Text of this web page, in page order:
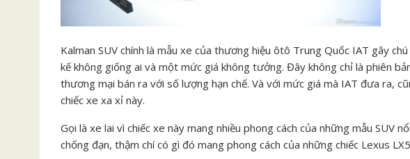
Kalman SUV chính là mẫu xe của thương hiệu ôtô Trung Quốc IAT gây
kế không giống ai và một mức giá không tưởng. Đây không chỉ là phiên
thương mại bán ra với số lượng hạn chế. Và với mức giá mà IAT đưa ra,
chiếc xe xa xỉ này.
Gọi là xe lai vì chiếc xe này mang nhiều phong cách của những mẫu SUV
chống đạn, thậm chí có gì đó mang phong cách của những chiếc Lexus